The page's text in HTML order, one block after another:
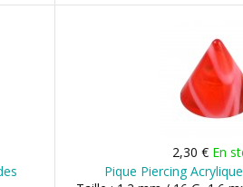
2,30 € En
Pique Piercing